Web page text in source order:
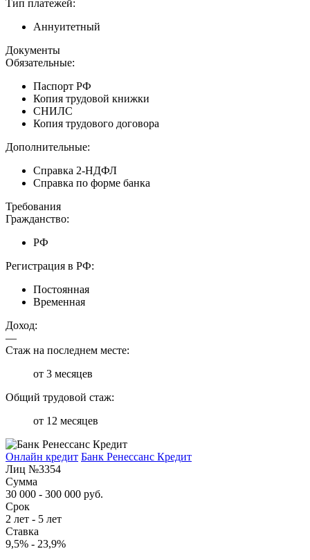
Тип платежей:
Аннуитетный
Документы
Обязательные:
Паспорт РФ
Копия трудовой книжки
СНИЛС
Копия трудового договора
Дополнительные:
Справка 2-НДФЛ
Справка по форме банка
Требования
Гражданство:
РФ
Регистрация в РФ:
Постоянная
Временная
Доход:
—
Стаж на последнем месте:
от 3 месяцев
Общий трудовой стаж:
от 12 месяцев
Онлайн кредит Банк Ренессанс Кредит
Лиц №3354
Сумма
30 000 - 300 000 руб.
Срок
2 лет - 5 лет
Ставка
9,5% - 23,9%